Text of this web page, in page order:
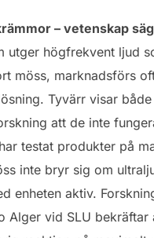
– vetenskap
utger högfrekvent ljud
möss, marknadsförs
Tyvärr visar
att de inte
har testat produkter på
inte bryr sig om
enheten aktiv.
Alger vid SLU bekräftar